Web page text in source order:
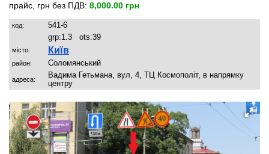
прайс, грн без ПДВ: 8,000.00 грн
код:
541-6
grp:1.3 ots:39
місто: Київ
район: Соломянський
адреса:
Вадима Гетьмана, вул, 4, ТЦ Космополіт, в напрямку
центру